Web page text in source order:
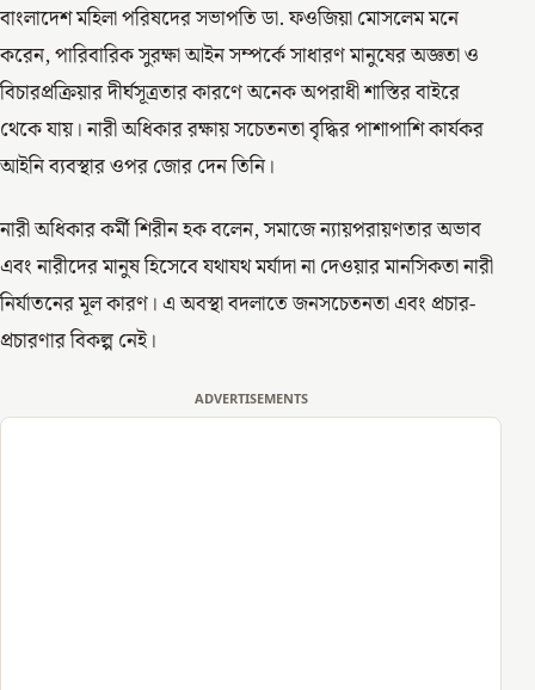
বাংলাদেশ মহিলা পরিষদের সভাপতি ডা. ফওজিয়া মোসলেম মনে
করেন, পারিবারিক সুরক্ষা আইন সম্পর্কে সাধারণ মানুষের অজ্ঞতা ও
বিচারপ্রক্রিয়ার দীর্ঘসূত্রতার কারণে অনেক অপরাধী শাস্তির বাইরে
থেকে যায়। নারী অধিকার রক্ষায় সচেতনতা বৃদ্ধির পাশাপাশি কার্যকর
আইনি ব্যবস্থার ওপর জোর দেন তিনি।
নারী অধিকার কর্মী শিরীন হক বলেন, সমাজে ন্যায়পরায়ণতার অভাব
এবং নারীদের মানুষ হিসেবে যথাযথ মর্যাদা না দেওয়ার মানসিকতা নারী
নির্যাতনের মূল কারণ। এ অবস্থা বদলাতে জনসচেতনতা এবং প্রচার-
প্রচারণার বিকল্প নেই।
ADVERTISEMENTS